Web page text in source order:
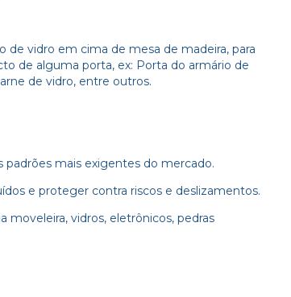
de vidro em cima de mesa de madeira, para
de alguma porta, ex: Porta do armário de
de vidro, entre outros.
mais exigentes do mercado.
e proteger contra riscos e deslizamentos.
moveleira, vidros, eletrônicos, pedras